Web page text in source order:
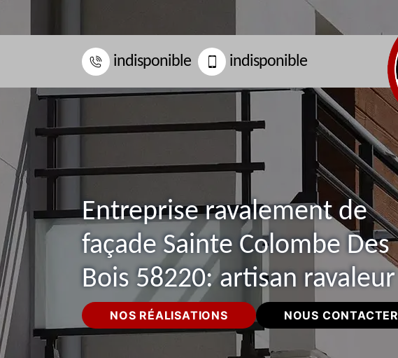
indisponible indisponible
Entreprise ravalement de
façade Sainte Colombe Des
Bois 58220: artisan ravaleur
NOS RÉALISATIONS NOUS CONTACTER